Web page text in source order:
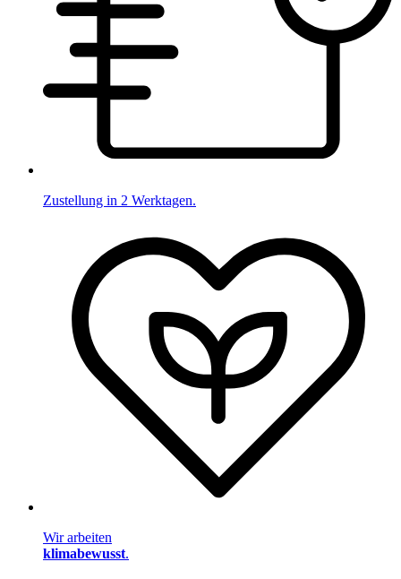
Zustellung in 2 Werktagen.
Wir arbeiten
klimabewusst.